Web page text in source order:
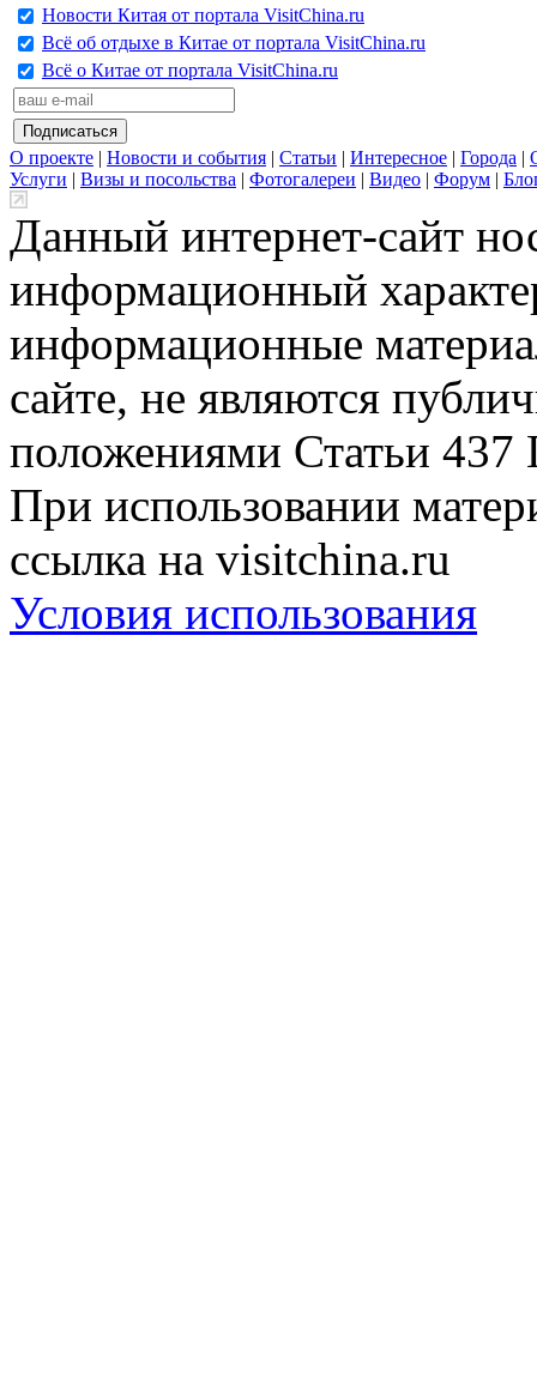
Новости Китая от портала VisitChina.ru
Всё об отдыхе в Китае от портала VisitChina.ru
Всё о Китае от портала VisitChina.ru
О проекте | Новости и события | Статьи | Интересное | Города |
Услуги | Визы и посольства | Фотогалереи | Видео | Форум |
Данный интернет-сайт
информационный
информационные
сайте, не являются
положениями Статьи 437
При использовании
ссылка на visitchina.ru
Условия использования